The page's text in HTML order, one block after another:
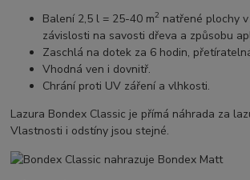
Balení 2,5 l = 25-40 m2 natřené plochy
závislosti na savosti dřeva a způsobu
Zaschlá na dotek za 6 hodin,
Vhodná ven i dovnitř.
Chrání proti UV záření a vlhkosti.
Lazura Bondex Classic je přímá náhrada za
Vlastnosti i odstíny jsou stejné.